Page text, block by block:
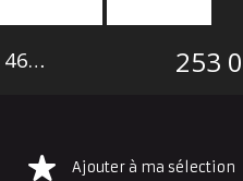
46.49 m² 253
Ajouter à ma sélection